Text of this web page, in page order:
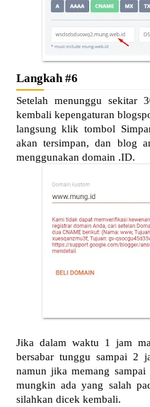
Langkah #6
Setelah menunggu sekitar
kembali kepengaturan
langsung klik tombol
akan tersimpan, dan blog
menggunakan domain .ID.
Jika dalam waktu 1 jam
bersabar tunggu sampai 2
namun jika memang
mungkin ada yang salah
silahkan dicek kembali.